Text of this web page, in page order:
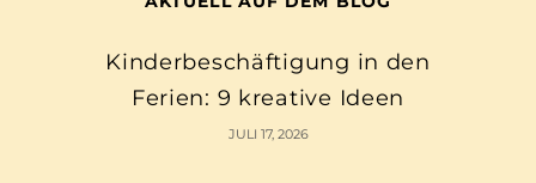
Kinderbeschäftigung in den
Ferien: 9 kreative Ideen
JULI 17, 2026